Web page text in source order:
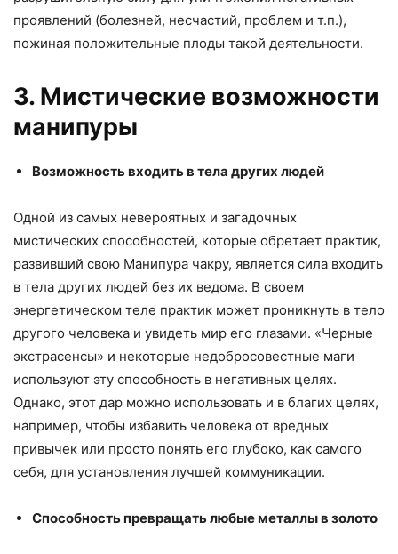
проявлений (болезней, несчастий, проблем и т.п.),
пожиная положительные плоды такой деятельности.
3. Мистические возможности
манипуры
Возможность входить в тела других людей
Одной из самых невероятных и загадочных
мистических способностей, которые обретает практик,
развивший свою Манипура чакру, является сила входить
в тела других людей без их ведома. В своем
энергетическом теле практик может проникнуть в тело
другого человека и увидеть мир его глазами. «Черные
экстрасенсы» и некоторые недобросовестные маги
используют эту способность в негативных целях.
Однако, этот дар можно использовать и в благих целях,
например, чтобы избавить человека от вредных
привычек или просто понять его глубоко, как самого
себя, для установления лучшей коммуникации.
Способность превращать любые металлы в золото